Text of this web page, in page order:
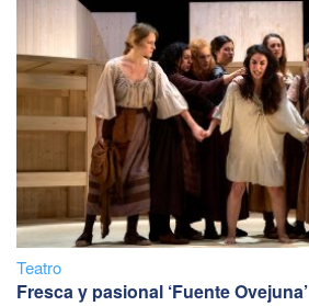
Teatro
Fresca y pasional ‘Fuente Ovejuna’